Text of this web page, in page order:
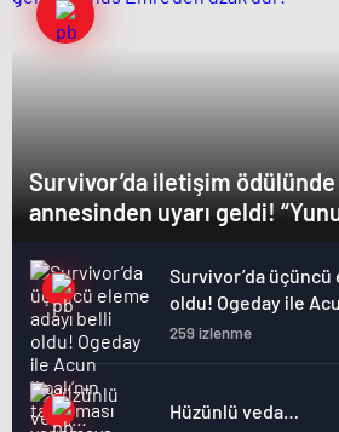
Survivor’da iletişim ödülünde
annesinden uyarı geldi!
Survivor’da üçüncü
oldu! Ogeday ile
tartışması
259 izlenme
Hüzünlü veda…